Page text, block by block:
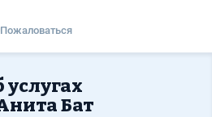
Пожаловаться
Бат